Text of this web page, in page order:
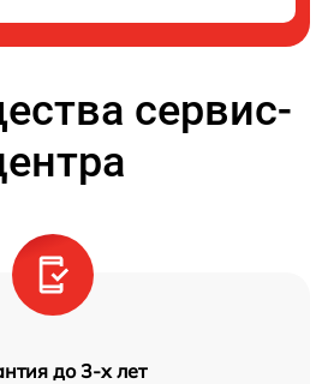
сервис-
до 3-х лет